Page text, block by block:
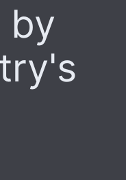
by